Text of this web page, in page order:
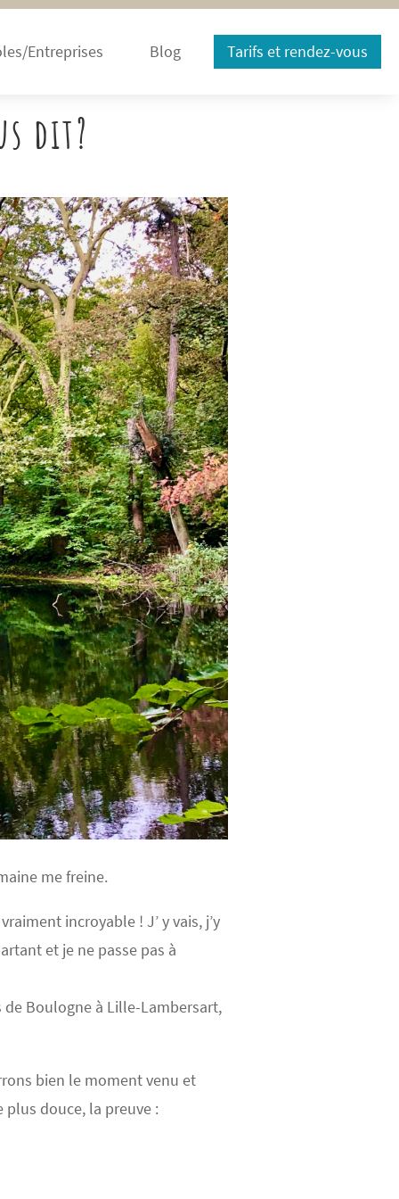
Entreprises Blog Tarifs et rendez-vous
dit?
me freine.
incroyable ! J’ y vais, j’y
et je ne passe pas à
Boulogne à Lille-Lambersart,
bien le moment venu et
douce, la preuve :